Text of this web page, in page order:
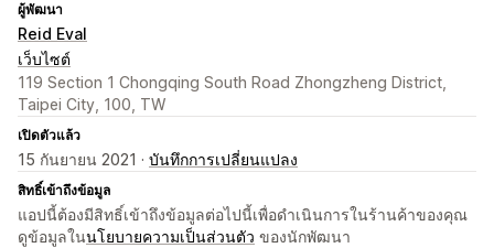
ผู้พัฒนา
Reid Eval
เว็บไซต์
119 Section 1 Chongqing South Road Zhongzheng District,
Taipei City, 100, TW
เปิดตัวแล้ว
15 กันยายน 2021 · บันทึกการเปลี่ยนแปลง
สิทธิ์เข้าถึงข้อมูล
แอปนี้ต้องมีสิทธิ์เข้าถึงข้อมูลต่อไปนี้เพื่อดำเนินการในร้านค้าของคุณ
ดูข้อมูลในนโยบายความเป็นส่วนตัว ของนักพัฒนา